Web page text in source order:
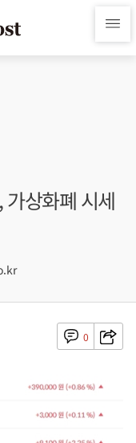
상화폐 시세
0